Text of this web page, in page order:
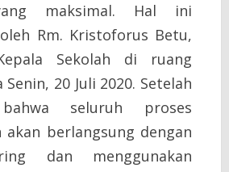
maksimal. Hal ini
Rm. Kristoforus Betu,
Sekolah di ruang
20 Juli 2020. Setelah
seluruh proses
akan berlangsung dengan
dan menggunakan